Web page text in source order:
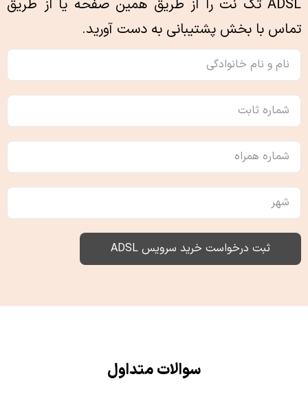
ADSL تک نت را از طریق همین صفحه یا از طریق
تماس با بخش پشتیبانی به دست آورید.
نام
و
نام
خانوادگی
شماره
ثابت
شماره
همراه
شهر
ثبت درخواست خرید سرویس ADSL
سوالات متداول